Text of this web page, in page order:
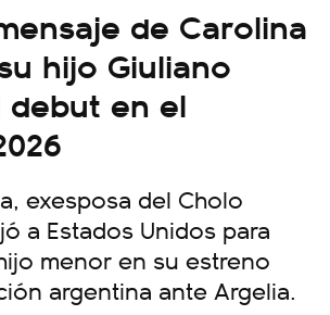
de Carolina
hijo Giuliano
debut en el
exesposa del Cholo
a Estados Unidos para
menor en su estreno
argentina ante Argelia.